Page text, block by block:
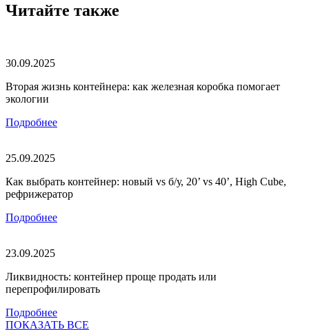
Читайте также
30.09.2025
Вторая жизнь контейнера: как железная коробка помогает
экологии
Подробнее
25.09.2025
Как выбрать контейнер: новый vs б/у, 20’ vs 40’, High Cube,
рефрижератор
Подробнее
23.09.2025
Ликвидность: контейнер проще продать или
перепрофилировать
Подробнее
ПОКАЗАТЬ ВСЕ